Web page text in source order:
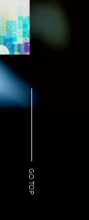
GO TOP